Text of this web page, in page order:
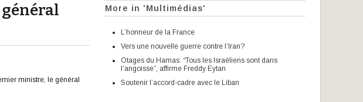
ministre, le général
More in 'Multimédias'
L’honneur de la France
Vers une nouvelle guerre contre l’Iran?
Otages du Hamas: “Tous les Israéliens sont dans
l’angoisse”, affirme Freddy Eytan
Soutenir l’accord-cadre avec le Liban